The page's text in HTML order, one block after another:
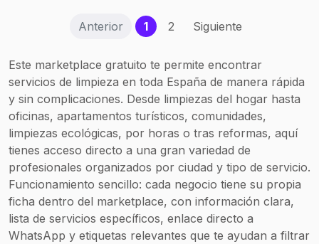
Anterior 1(current)
2 Siguiente
Este marketplace gratuito te permite encontrar
servicios de limpieza en toda España de manera rápida
y sin complicaciones. Desde limpiezas del hogar hasta
oficinas, apartamentos turísticos, comunidades,
limpiezas ecológicas, por horas o tras reformas, aquí
tienes acceso directo a una gran variedad de
profesionales organizados por ciudad y tipo de servicio.
Funcionamiento sencillo: cada negocio tiene su propia
ficha dentro del marketplace, con información clara,
lista de servicios específicos, enlace directo a
WhatsApp y etiquetas relevantes que te ayudan a filtrar